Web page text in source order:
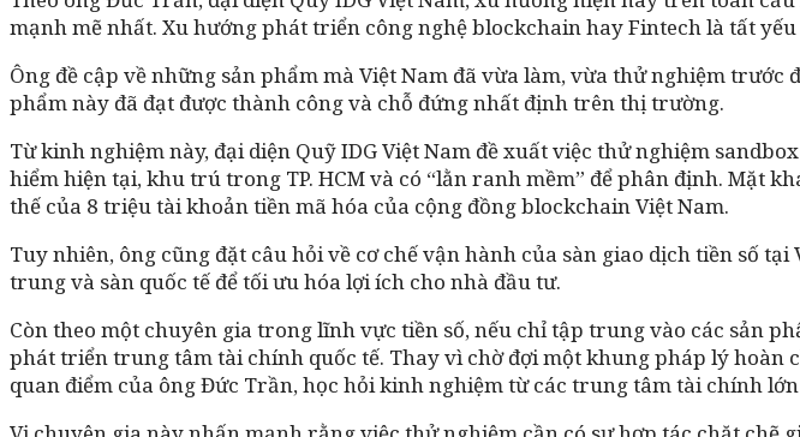
mạnh mẽ nhất. Xu hướng phát triển công nghệ blockchain hay Fintech là tất
Ông đề cập về những sản phẩm mà Việt Nam đã vừa làm, vừa thử nghiệm
phẩm này đã đạt được thành công và chỗ đứng nhất định trên thị trường.
Từ kinh nghiệm này, đại diện Quỹ IDG Việt Nam đề xuất việc thử nghiệm
hiểm hiện tại, khu trú trong TP. HCM và có “lằn ranh mềm” để phân định. Mặt
thế của 8 triệu tài khoản tiền mã hóa của cộng đồng blockchain Việt Nam.
Tuy nhiên, ông cũng đặt câu hỏi về cơ chế vận hành của sàn giao dịch tiền số
trung và sàn quốc tế để tối ưu hóa lợi ích cho nhà đầu tư.
Còn theo một chuyên gia trong lĩnh vực tiền số, nếu chỉ tập trung vào các sản
phát triển trung tâm tài chính quốc tế. Thay vì chờ đợi một khung pháp lý
quan điểm của ông Đức Trần, học hỏi kinh nghiệm từ các trung tâm tài chính